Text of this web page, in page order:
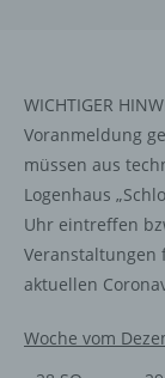
WICHTIGER
Voranmeldung
müssen aus
Logenhaus
Uhr eintreffen
Veranstaltungen
aktuellen
Woche vom